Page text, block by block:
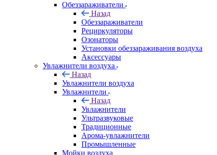
Обеззараживатели
Назад
Обеззараживатели
Рециркуляторы
Озонаторы
Установки обеззараживания воздуха
Аксессуары
Увлажнители воздуха
Назад
Увлажнители воздуха
Увлажнители
Назад
Увлажнители
Ультразвуковые
Традиционные
Арома-увлажнители
Промышленные
Мойки воздуха